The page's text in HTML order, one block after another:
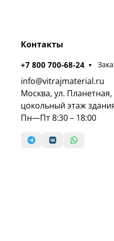
Контакты
+7 800 700-68-24
info@vitrajmaterial.ru
Москва, ул. Планетная,
цокольный этаж
Пн—Пт 8:30 – 18:00